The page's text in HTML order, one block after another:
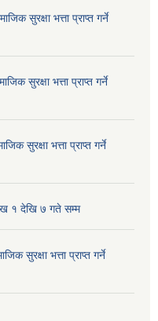
सुरक्षा भत्ता प्राप्त गर्ने
सुरक्षा भत्ता प्राप्त गर्ने
सुरक्षा भत्ता प्राप्त गर्ने
१ देखि ७ गते सम्म
सुरक्षा भत्ता प्राप्त गर्ने